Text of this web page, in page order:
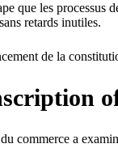
que les
retards inutiles.
de la
commerce a